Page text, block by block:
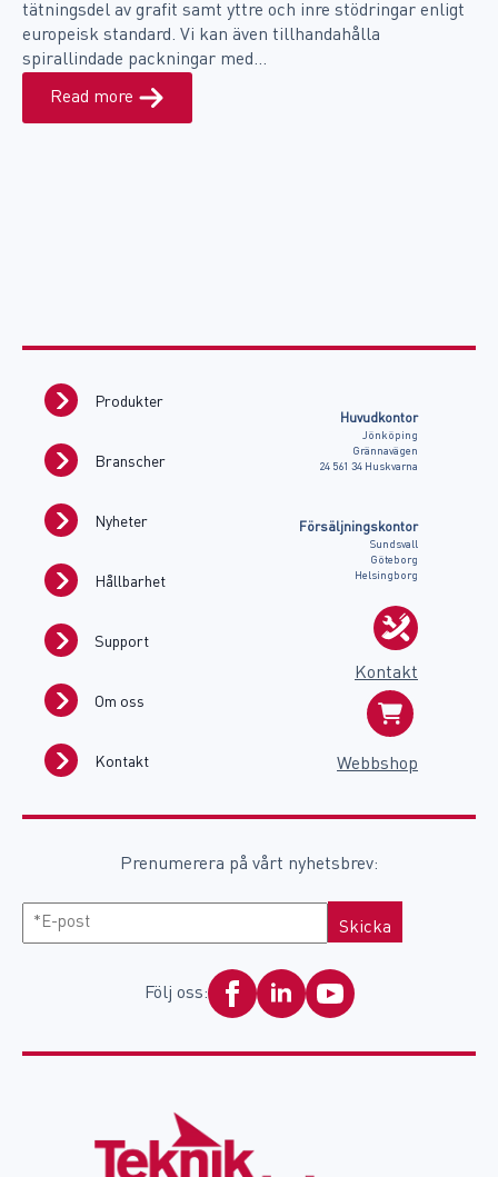
tätningsdel av grafit samt yttre och inre stödringar enligt
europeisk standard. Vi kan även tillhandahålla
spirallindade packningar med…
Read more
Produkter
Branscher
Nyheter
Hållbarhet
Support
Om oss
Kontakt
Huvudkontor
Jönköping
Grännavägen
24 561 34 Huskvarna
Försäljningskontor
Sundsvall
Göteborg
Helsingborg
Kontakt
Webbshop
Prenumerera på vårt nyhetsbrev:
Följ oss: